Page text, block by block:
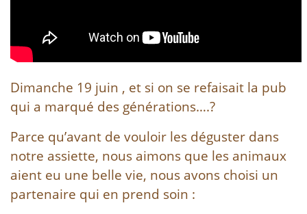
Dimanche 19 juin , et si on se refaisait la pub
qui a marqué des générations….?
Parce qu’avant de vouloir les déguster dans
notre assiette, nous aimons que les animaux
aient eu une belle vie, nous avons choisi un
partenaire qui en prend soin :